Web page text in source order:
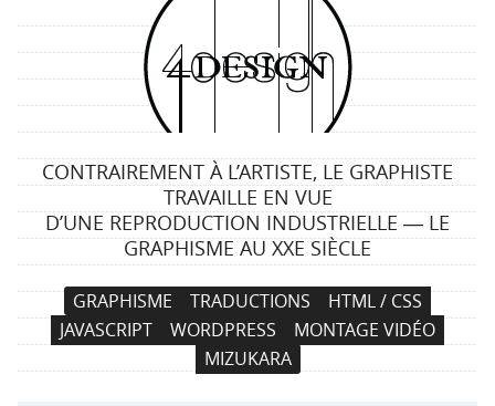
4
d
e
s
i
g
n
CONTRAIREMENT À L’ARTISTE, LE GRAPHISTE
TRAVAILLE EN VUE
D’UNE REPRODUCTION INDUSTRIELLE ― LE
GRAPHISME AU XXE SIÈCLE
N
a
v
i
A
l
l
e
GRAPHISME TRADUCTIONS
HTML / CSS
JAVASCRIPT
WORDPRESS
MONTAGE VIDÉO
MIZUKARA